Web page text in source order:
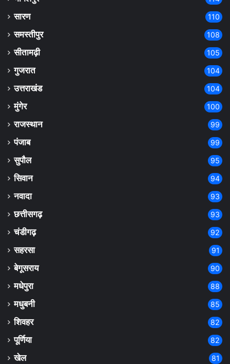
सारण 110
समस्तीपुर 108
सीतामढ़ी 105
गुजरात 104
उत्तराखंड 104
मुंगेर 100
राजस्थान 99
पंजाब 99
सुपौल 95
सिवान 94
नवादा 93
छत्तीसगढ़ 93
चंडीगढ़ 92
सहरसा 91
बेगूसराय 90
मधेपुरा 88
मधुबनी 85
शिवहर 82
पूर्णिया 82
खेल 81